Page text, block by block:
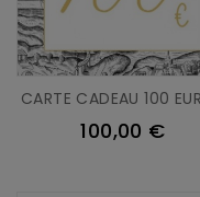
CARTE CADEAU 100
100,00 €